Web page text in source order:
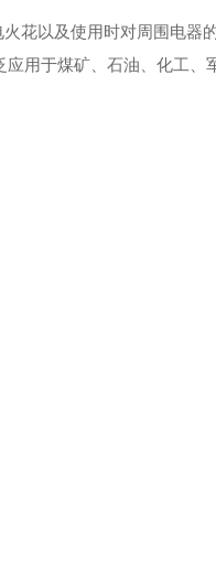
花以及使用时对周围电器
用于煤矿、石油、化工、